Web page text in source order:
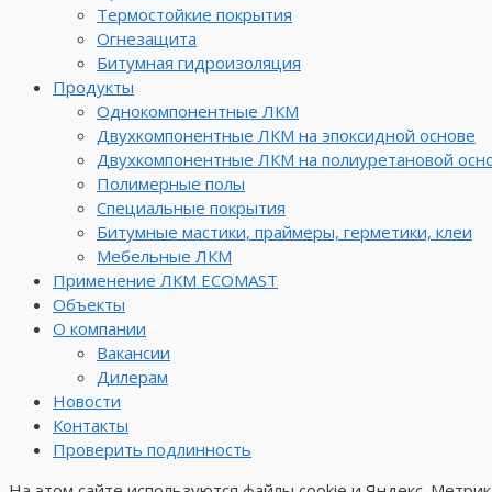
Термостойкие покрытия
Огнезащита
Битумная гидроизоляция
Продукты
Однокомпонентные ЛКМ
Двухкомпонентные ЛКМ на эпоксидной основе
Двухкомпонентные ЛКМ на полиуретановой
Полимерные полы
Специальные покрытия
Битумные мастики, праймеры, герметики, клеи
Мебельные ЛКМ
Применение ЛКМ ECOMAST
Объекты
О компании
Вакансии
Дилерам
Новости
Контакты
Проверить подлинность